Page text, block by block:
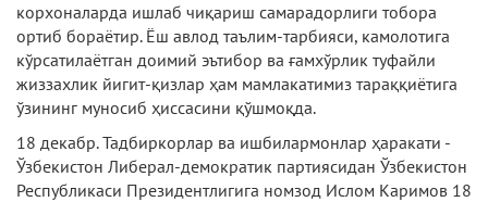
корхоналарда ишлаб чиқариш самарадорлиги тобора
ортиб бораётир. Ёш авлод таълим-тарбияси, камолотига
кўрсатилаётган доимий эътибор ва ғамхўрлик туфайли
жиззахлик йигит-қизлар ҳам мамлакатимиз тараққиётига
ўзининг муносиб ҳиссасини қўшмоқда.
18 декабр. Тадбиркорлар ва ишбилармонлар ҳаракати -
Ўзбекистон Либерал-демократик партиясидан Ўзбекистон
Республикаси Президентлигига номзод Ислом Каримов 18